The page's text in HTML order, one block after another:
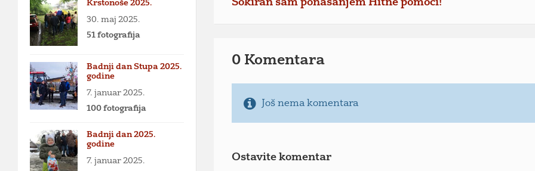
0 Komentara
Još nema komentara
Ostavite komentar
Krstonoše 2025.
30. maj 2025.
51 fotografija
Badnji dan Stupa 2025.
godine
7. januar 2025.
100 fotografija
Badnji dan 2025.
godine
7. januar 2025.